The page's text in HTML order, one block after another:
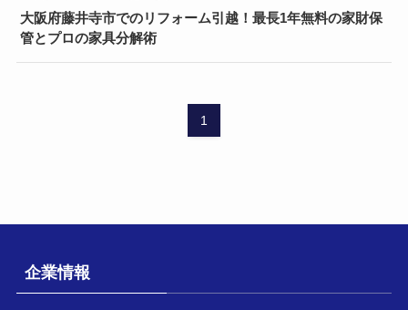
大阪府藤井寺市でのリフォーム引越！最長1年無料の家財保
管とプロの家具分解術
1
企業情報